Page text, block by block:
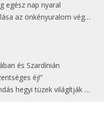
egész nap nyaral
önkényuralom végét jelentette
és Szardínián
éj!”
tüzek világítják meg Zugspitzét